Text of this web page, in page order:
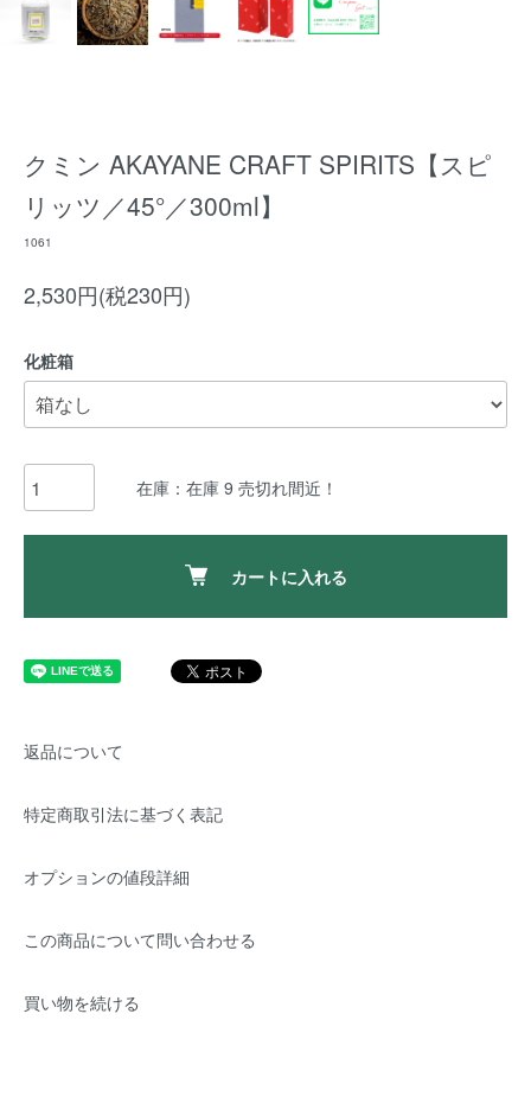
クミン AKAYANE CRAFT SPIRITS【スピ
リッツ／45°／300ml】
1061
2,530円(税230円)
化粧箱
在庫：在庫 9 売切れ間近！
カートに入れる
返品について
特定商取引法に基づく表記
オプションの値段詳細
この商品について問い合わせる
買い物を続ける